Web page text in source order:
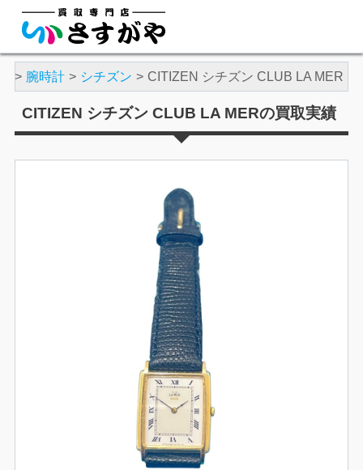
腕時計 シチズン CITIZEN シチズン CLUB LA MER
CITIZEN シチズン CLUB LA MERの買取実績